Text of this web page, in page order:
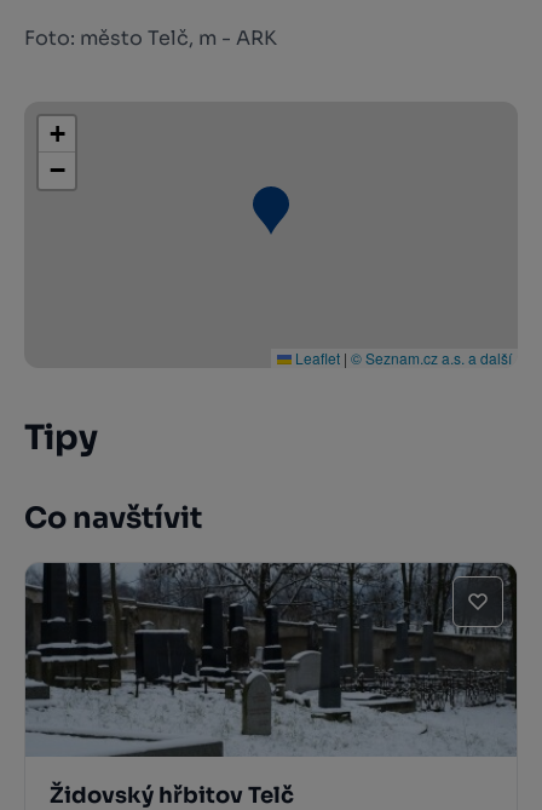
Foto: město Telč, m - ARK
+
−
Leaflet | © Seznam.cz a.s. a další
Tipy
Co navštívit
Židovský hřbitov Telč